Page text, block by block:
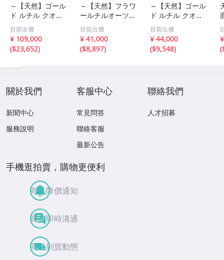
～【天然】ゴール
ド ルチル クオー
ツ 丸玉 18.2mm
8.5g
目前出價
¥ 109,000
($23,652)
～【天然】フラワ
ールチルオーツ
丸玉 10.5mm 1.6
g
目前出價
¥ 41,000
($8,897)
～【天然】ゴール
ド ルチル クオー
ツ 丸玉 13.7mm
3.7g
目前出價
¥ 44,000
($9,548)
(
關於我們
新聞中心
服務說明
客服中心
常見問答
聯絡客服
最新公告
聯絡我們
人才招募
手機逛拍賣，購物更便利
商品降價通知
買賣即時溝通
商品到貨動態